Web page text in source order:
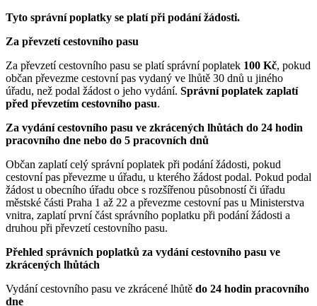
Tyto správní poplatky se platí při podání žádosti.
Za převzetí cestovního pasu
Za převzetí cestovního pasu se platí správní poplatek 100 Kč, pokud
občan převezme cestovní pas vydaný ve lhůtě 30 dnů u jiného
úřadu, než podal žádost o jeho vydání. Správní poplatek zaplatí
před převzetím cestovního pasu.
Za vydání cestovního pasu ve zkrácených lhůtách do 24 hodin
pracovního dne nebo do 5 pracovních dnů
Občan zaplatí celý správní poplatek při podání žádosti, pokud
cestovní pas převezme u úřadu, u kterého žádost podal. Pokud podal
žádost u obecního úřadu obce s rozšířenou působností či úřadu
městské části Praha 1 až 22 a převezme cestovní pas u Ministerstva
vnitra, zaplatí první část správního poplatku při podání žádosti a
druhou při převzetí cestovního pasu.
Přehled správních poplatků za vydání cestovního pasu ve
zkrácených lhůtách
Vydání cestovního pasu ve zkrácené lhůtě do 24 hodin pracovního
dne